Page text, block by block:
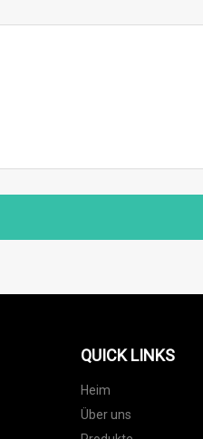
QUICK LINKS
Heim
Über uns